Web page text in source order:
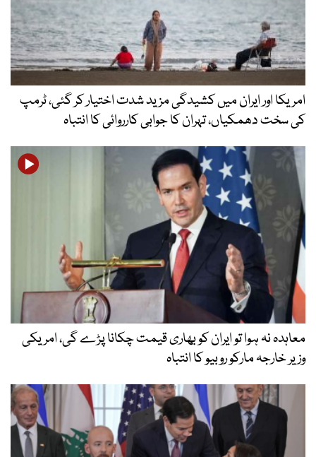
امریکا اور ایران میں کشیدگی مزید شدت اختیار کر گئی، ٹرمپ
کی سخت دھمکیاں، تہران کا جوابی کارروائی کا انتباہ
معاہدہ نہ ہوا تو ایران کو بھاری قیمت چکانا پڑے گی، امریکی
وزیر خارجہ مارکو روبیو کا انتباہ